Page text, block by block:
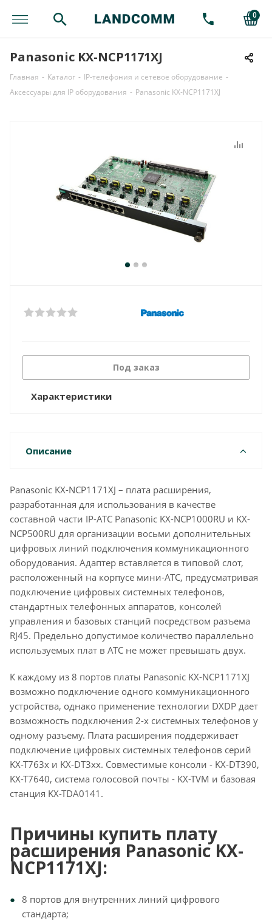
0
Panasonic KX-NCP1171XJ
Главная - Каталог - IP-телефония и сетевое оборудование -
Аксессуары для IP оборудования - Panasonic KX-NCP1171XJ
Под заказ
Характеристики
Описание
Panasonic KX-NCP1171XJ – плата расширения,
разработанная для использования в качестве
составной части IP-АТС Panasonic KX-NCP1000RU и KX-
NCP500RU для организации восьми дополнительных
цифровых линий подключения коммуникационного
оборудования. Адаптер вставляется в типовой слот,
расположенный на корпусе мини-АТС, предусматривая
подключение цифровых системных телефонов,
стандартных телефонных аппаратов, консолей
управления и базовых станций посредством разъема
RJ45. Предельно допустимое количество параллельно
используемых плат в АТС не может превышать двух.
К каждому из 8 портов платы Panasonic KX-NCP1171XJ
возможно подключение одного коммуникационного
устройства, однако применение технологии DXDP дает
возможность подключения 2-х системных телефонов у
одному разъему. Плата расширения поддерживает
подключение цифровых системных телефонов серий
KX-T763х и KX-DT3хх. Совместимые консоли - KX-DT390,
KX-T7640, система голосовой почты - KX-TVM и базовая
станция KX-TDA0141.
Причины купить плату
расширения Panasonic KX-
NCP1171XJ:
8 портов для внутренних линий цифрового
стандарта;